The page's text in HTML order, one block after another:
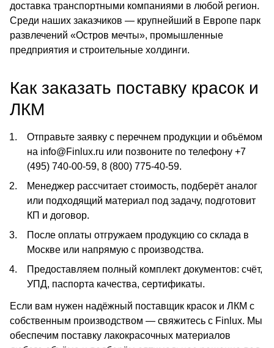
доставка транспортными компаниями в любой регион.
Среди наших заказчиков — крупнейший в Европе парк
развлечений «Остров мечты», промышленные
предприятия и строительные холдинги.
Как заказать поставку красок и
ЛКМ
Отправьте заявку с перечнем продукции и объёмом
на info@Finlux.ru или позвоните по телефону +7
(495) 740‑00‑59, 8 (800) 775‑40‑59.
Менеджер рассчитает стоимость, подберёт аналог
или подходящий материал под задачу, подготовит
КП и договор.
После оплаты отгружаем продукцию со склада в
Москве или напрямую с производства.
Предоставляем полный комплект документов: счёт,
УПД, паспорта качества, сертификаты.
Если вам нужен надёжный поставщик красок и ЛКМ с
собственным производством — свяжитесь с Finlux. Мы
обеспечим поставку лакокрасочных материалов